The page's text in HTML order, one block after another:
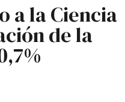
a la Ciencia
de la